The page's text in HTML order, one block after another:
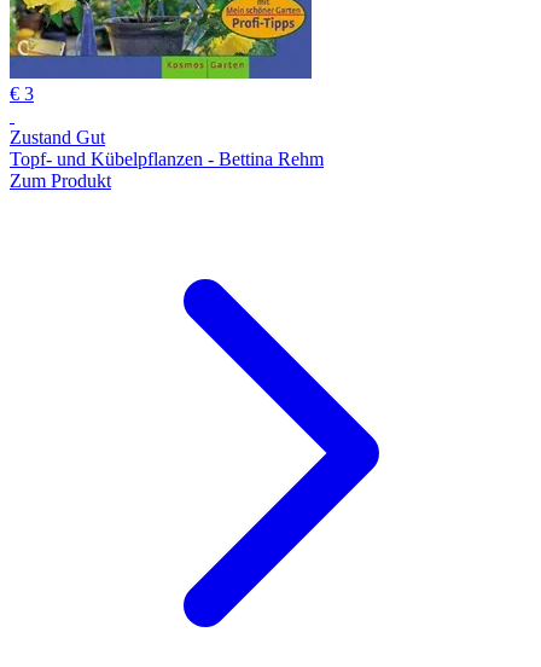
€ 3
Zustand Gut
Topf- und Kübelpflanzen - Bettina Rehm
Zum Produkt